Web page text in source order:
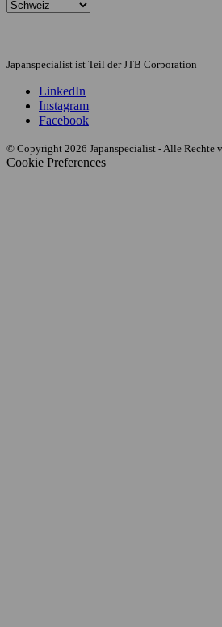
Japanspecialist ist Teil der JTB Corporation
LinkedIn
Instagram
Facebook
© Copyright 2026 Japanspecialist - Alle Rechte
Cookie Preferences